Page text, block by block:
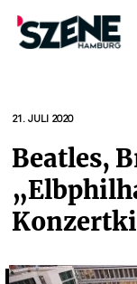
springen
21. JULI 2020
Beatles,